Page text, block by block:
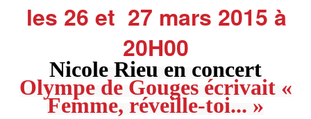
les 26 et 27 mars 2015 à
20H00
Nicole Rieu en concert
Olympe de Gouges écrivait «
Femme, réveille-toi... »